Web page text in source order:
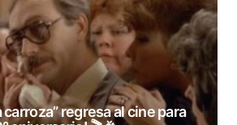
carroza” regresa al cine para